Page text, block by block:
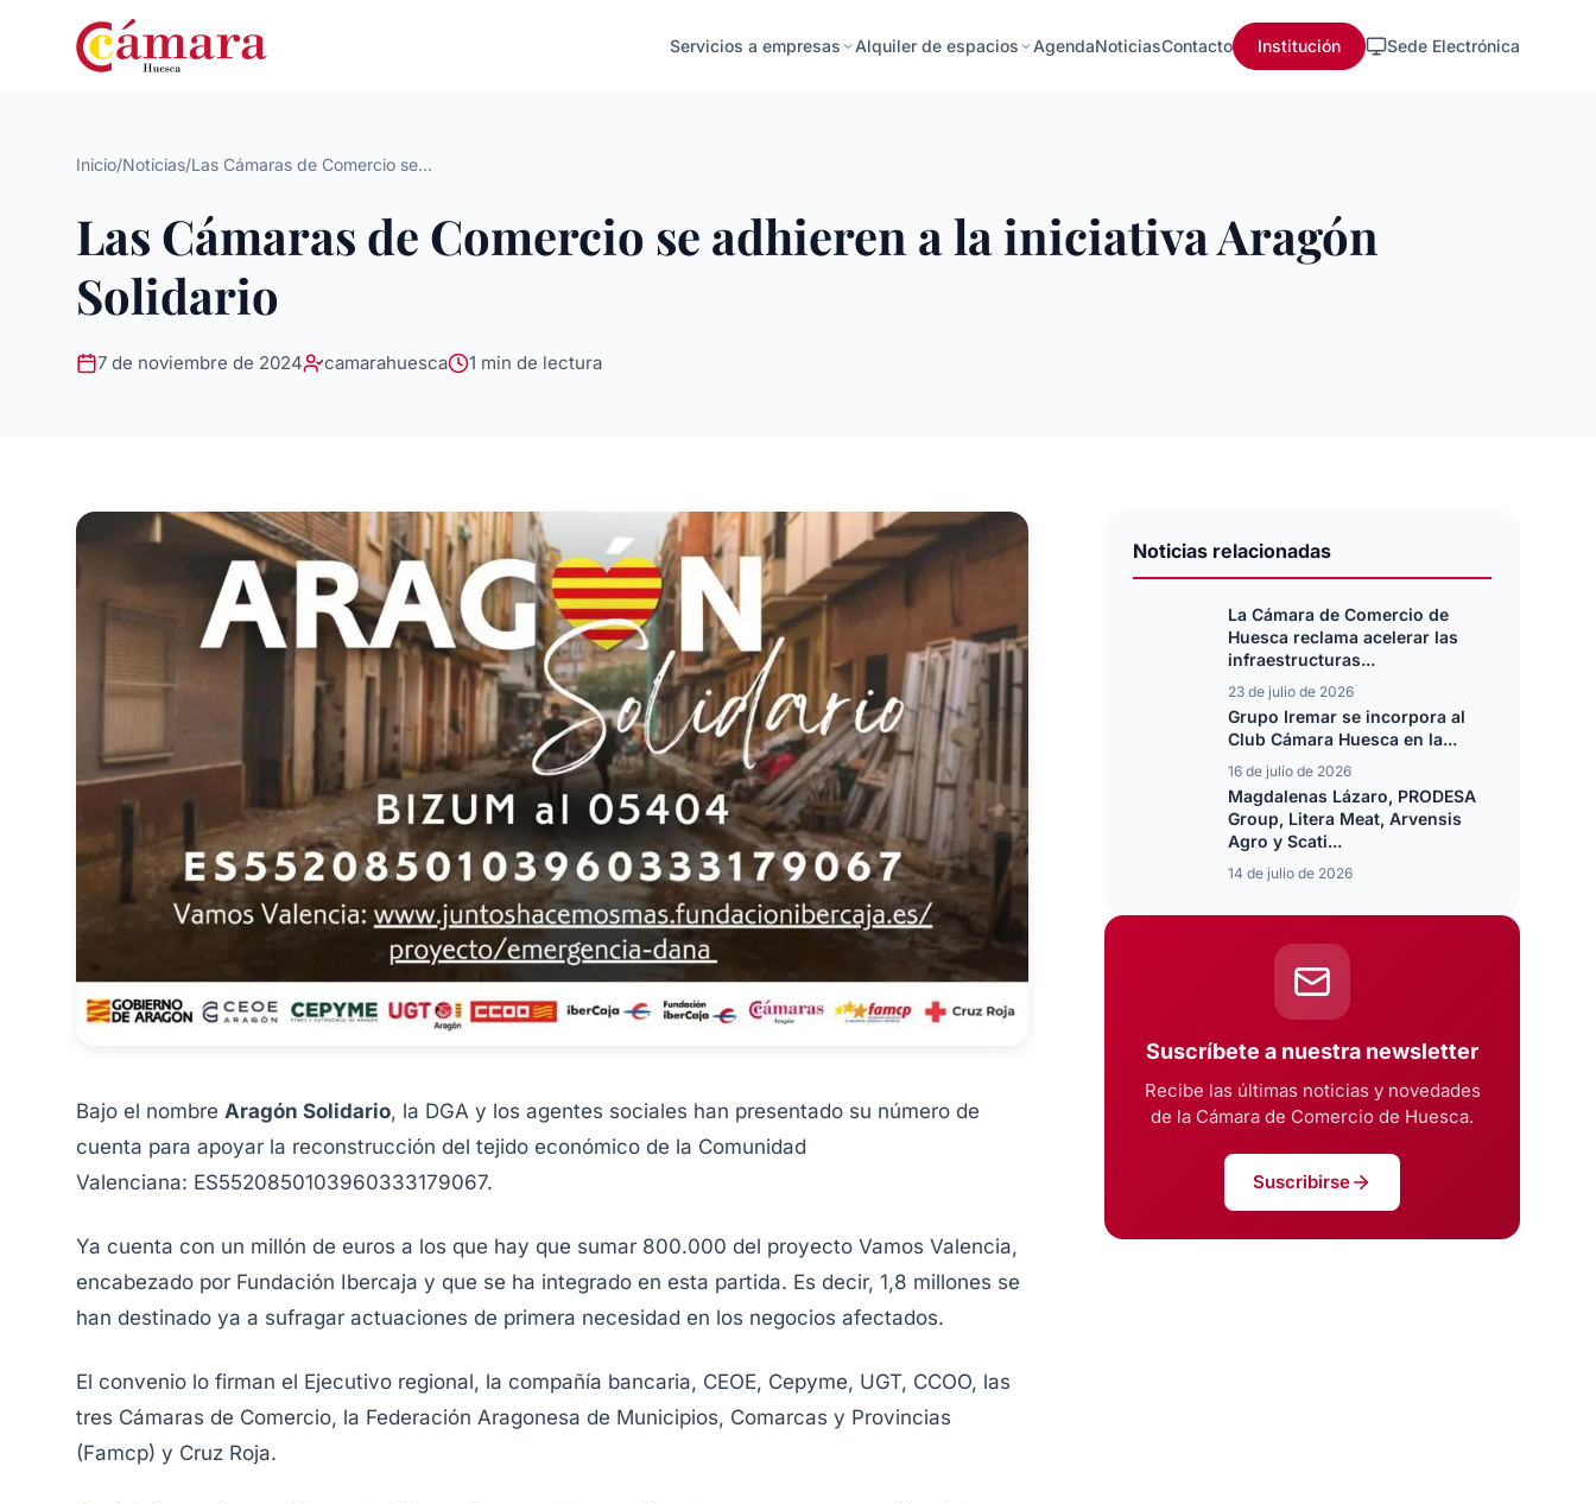
Servicios a empresas Alquiler de espacios AgendaNoticiasContacto Institución Sede Electrónica
Inicio/Noticias/Las Cámaras de Comercio se...
Las Cámaras de Comercio se adhieren a la iniciativa Aragón
Solidario
7 de noviembre de 2024 camarahuesca 1 min de lectura
Bajo el nombre Aragón Solidario, la DGA y los agentes sociales han presentado su número de
cuenta para apoyar la reconstrucción del tejido económico de la Comunidad
Valenciana: ES5520850103960333179067.
Ya cuenta con un millón de euros a los que hay que sumar 800.000 del proyecto Vamos Valencia,
encabezado por Fundación Ibercaja y que se ha integrado en esta partida. Es decir, 1,8 millones se
han destinado ya a sufragar actuaciones de primera necesidad en los negocios afectados.
El convenio lo firman el Ejecutivo regional, la compañía bancaria, CEOE, Cepyme, UGT, CCOO, las
tres Cámaras de Comercio, la Federación Aragonesa de Municipios, Comarcas y Provincias
(Famcp) y Cruz Roja.
Noticias relacionadas
La Cámara de Comercio de
Huesca reclama acelerar las
infraestructuras...
23 de julio de 2026
Grupo Iremar se incorpora al
Club Cámara Huesca en la...
16 de julio de 2026
Magdalenas Lázaro, PRODESA
Group, Litera Meat, Arvensis
Agro y Scati...
14 de julio de 2026
Suscríbete a nuestra newsletter
Recibe las últimas noticias y novedades
de la Cámara de Comercio de Huesca.
Suscribirse